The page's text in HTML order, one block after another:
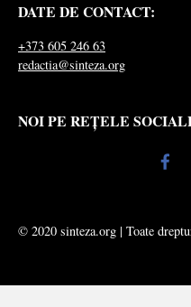
DATE DE CONTACT:
+373 605 246 63
redactia@sinteza.org
NOI PE REȚELE
© 2020 sinteza.org | Toate